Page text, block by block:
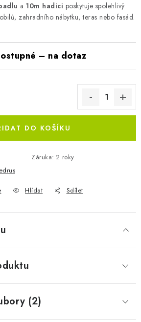
a 10m hadici poskytuje spolehlivý
zahradního nábytku, teras nebo fasád.
– na dotaz
DO KOŠÍKU
Záruka: 2 roky
Hlídat Sdílet
(2)